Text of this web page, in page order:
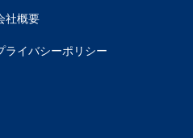
社概要
ライバシーポリシー